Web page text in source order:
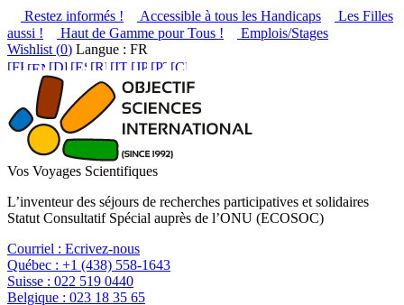
Restez informés ! Accessible à tous les Handicaps
Les Filles
aussi !
Haut de Gamme pour Tous !
Emplois/Stages
Wishlist (0) Langue : FR
Vos Voyages Scientifiques
L’inventeur des séjours de recherches participatives et solidaires
Statut Consultatif Spécial auprès de l’ONU (ECOSOC)
Courriel : Ecrivez-nous
Québec : +1 (438) 558-1643
Suisse : 022 519 0440
Belgique : 023 18 35 65